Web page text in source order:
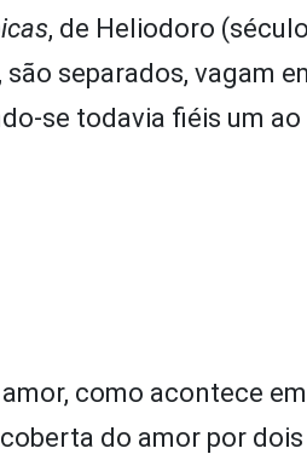
, de Heliodoro (século
separados, vagam
se todavia fiéis um ao
como acontece em
do amor por dois